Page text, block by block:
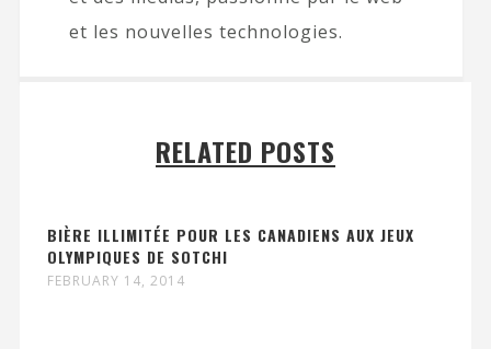
et les nouvelles technologies.
RELATED POSTS
BIÈRE ILLIMITÉE POUR LES CANADIENS AUX JEUX
OLYMPIQUES DE SOTCHI
FEBRUARY 14, 2014